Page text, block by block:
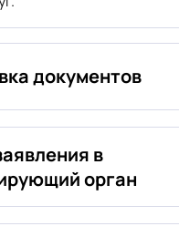
документов
в
орган